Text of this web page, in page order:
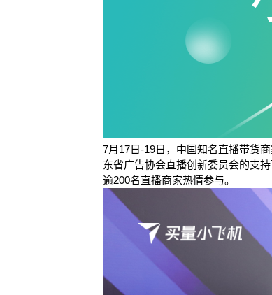
7月17日-19日，中国知名直播带货
东省广告协会直播创新委员会的支
逾200名直播商家热情参与。